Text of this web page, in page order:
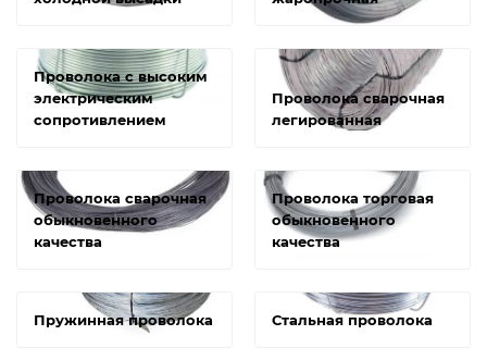
Проволока с высоким
электрическим
сопротивлением
Проволока сварочная
легированная
Проволока сварочная
обыкновенного
качества
Проволока торговая
обыкновенного
качества
Пружинная проволока Стальная проволока